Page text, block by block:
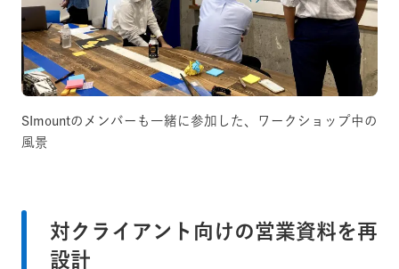
SImountのメンバーも一緒に参加した、ワークショップ中の
風景
対クライアント向けの営業資料を再
設計